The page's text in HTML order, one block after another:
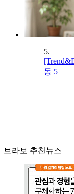
5.
동 5
브라보 추천뉴스